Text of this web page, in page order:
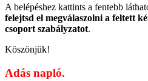
A belépéshez kattints a fentebb
felejtsd el megválaszolni a feltett
csoport szabályzatot.
Köszönjük!
Adás napló.